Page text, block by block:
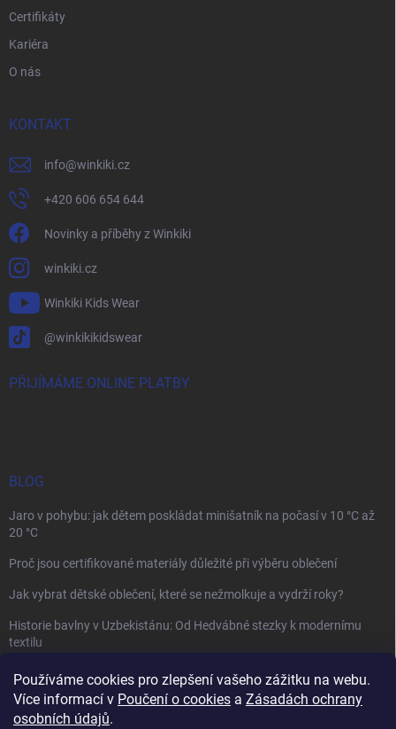
Používáme cookies pro zlepšení vašeho zážitku na webu.
Více informací v Poučení o cookies a Zásadách ochrany
osobních údajů.
Certifikáty
Kariéra
O nás
KONTAKT
info@winkiki.cz
+420 606 654 644
Novinky a příběhy z Winkiki
winkiki.cz
Winkiki Kids Wear
@winkikikidswear
PŘIJÍMÁME ONLINE PLATBY
BLOG
Jaro v pohybu: jak dětem poskládat minišatník na počasí v 10 °C až
20 °C
Proč jsou certifikované materiály důležité při výběru oblečení
Jak vybrat dětské oblečení, které se nežmolkuje a vydrží roky?
Historie bavlny v Uzbekistánu: Od Hedvábné stezky k modernímu
textilu